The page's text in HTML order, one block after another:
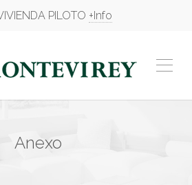
PILOTO +Info
Anexo